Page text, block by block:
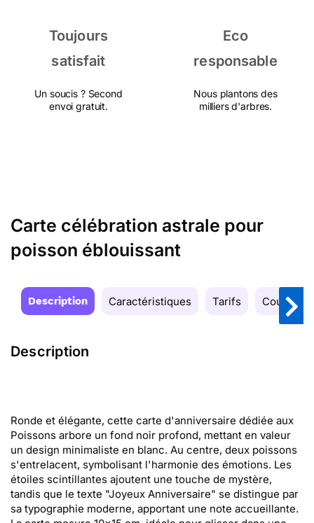
Toujours
satisfait
Un soucis ? Second
envoi gratuit.
Eco
responsable
Nous plantons des
milliers d'arbres.
Carte célébration astrale pour
poisson éblouissant
Description Caractéristiques Tarifs Couleurs
Description
Ronde et élégante, cette carte d'anniversaire dédiée aux
Poissons arbore un fond noir profond, mettant en valeur
un design minimaliste en blanc. Au centre, deux poissons
s'entrelacent, symbolisant l'harmonie des émotions. Les
étoiles scintillantes ajoutent une touche de mystère,
tandis que le texte "Joyeux Anniversaire" se distingue par
sa typographie moderne, apportant une note accueillante.